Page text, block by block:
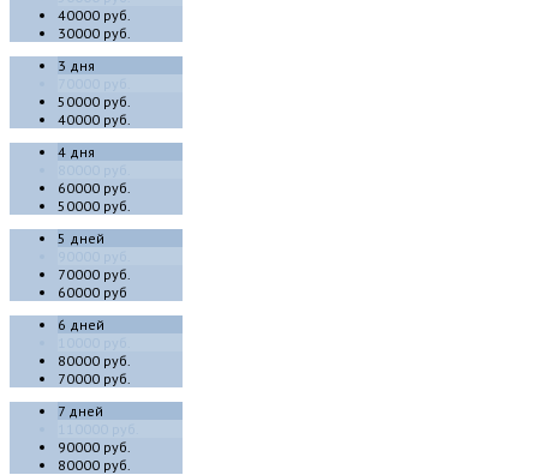
40000 руб.
30000 руб.
3 дня
50000 руб.
40000 руб.
4 дня
60000 руб.
50000 руб.
5 дней
70000 руб.
60000 руб
6 дней
80000 руб.
70000 руб.
7 дней
90000 руб.
80000 руб.